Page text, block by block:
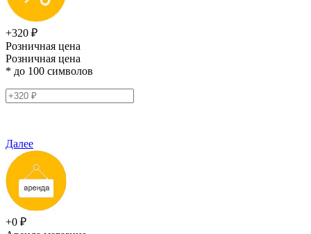
+320 ₽
Розничная цена
Розничная цена
* до 100 символов
Далее
+0 ₽